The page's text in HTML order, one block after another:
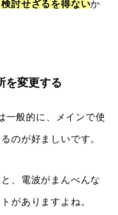
討せざるを得ないか
を変更する
一般的に、メインで使
のが好ましいです。
、電波がまんべんな
がありますよね。